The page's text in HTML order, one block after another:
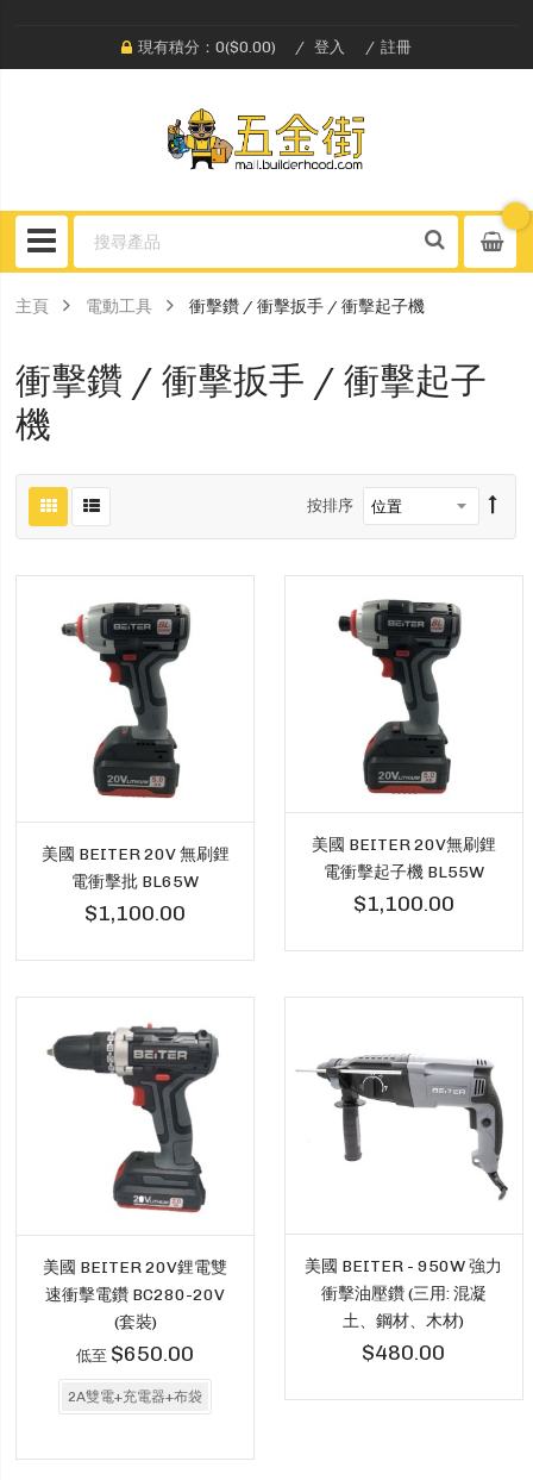
現有積分：0($0.00) 登入 註冊
主頁 電動工具 衝擊鑽 / 衝擊扳手 / 衝擊起子機
衝擊鑽 / 衝擊扳手 / 衝擊起子
機
按排序
美國 BEITER 20V 無刷鋰
電衝擊批 BL65W
$1,100.00
美國 BEITER 20V無刷鋰
電衝擊起子機 BL55W
$1,100.00
美國 BEITER 20V鋰電雙
速衝擊電鑽 BC280-20V
(套裝)
低至 $650.00
2A雙電+充電器+布袋
美國 BEITER - 950W 強力
衝擊油壓鑽 (三用: 混凝
土、鋼材、木材)
$480.00